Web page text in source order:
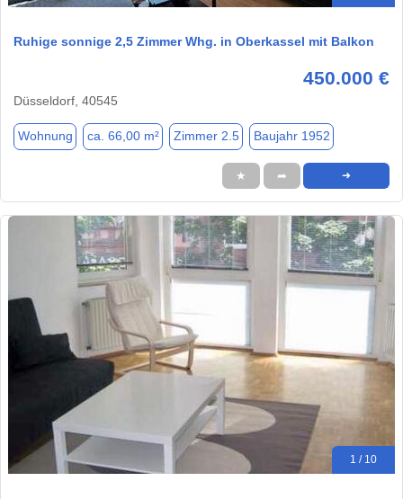
Ruhige sonnige 2,5 Zimmer Whg. in Oberkassel mit Balkon
450.000 €
Düsseldorf, 40545
Wohnung ca. 66,00 m² Zimmer 2.5 Baujahr 1952
★ ➦ ➜
1 / 10